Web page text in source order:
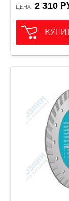
ЦЕНА 2 310